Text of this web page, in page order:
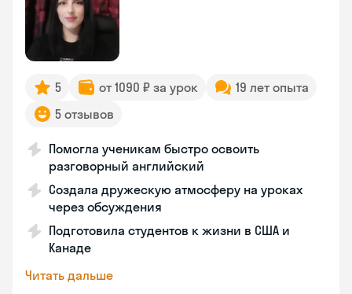
5 от 1090 ₽ за урок
19 лет опыта
5 отзывов
Помогла ученикам быстро освоить
разговорный английский
Создала дружескую атмосферу на уроках
через обсуждения
Подготовила студентов к жизни в США и
Канаде
Читать дальше